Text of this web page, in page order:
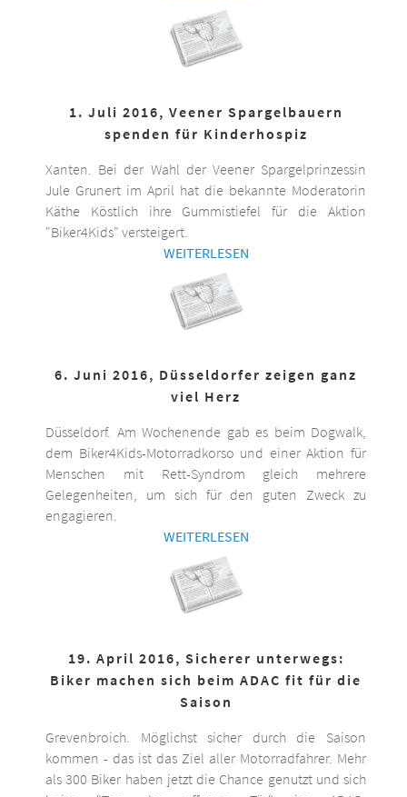
1. Juli 2016, Veener Spargelbauern
spenden für Kinderhospiz
Xanten. Bei der Wahl der Veener Spargelprinzessin
Jule Grunert im April hat die bekannte Moderatorin
Käthe Köstlich ihre Gummistiefel für die Aktion
"Biker4Kids" versteigert.
WEITERLESEN
6. Juni 2016, Düsseldorfer zeigen ganz
viel Herz
Düsseldorf. Am Wochenende gab es beim Dogwalk,
dem Biker4Kids-Motorradkorso und einer Aktion für
Menschen mit Rett-Syndrom gleich mehrere
Gelegenheiten, um sich für den guten Zweck zu
engagieren.
WEITERLESEN
19. April 2016, Sicherer unterwegs:
Biker machen sich beim ADAC fit für die
Saison
Grevenbroich. Möglichst sicher durch die Saison
kommen - das ist das Ziel aller Motorradfahrer. Mehr
als 300 Biker haben jetzt die Chance genutzt und sich